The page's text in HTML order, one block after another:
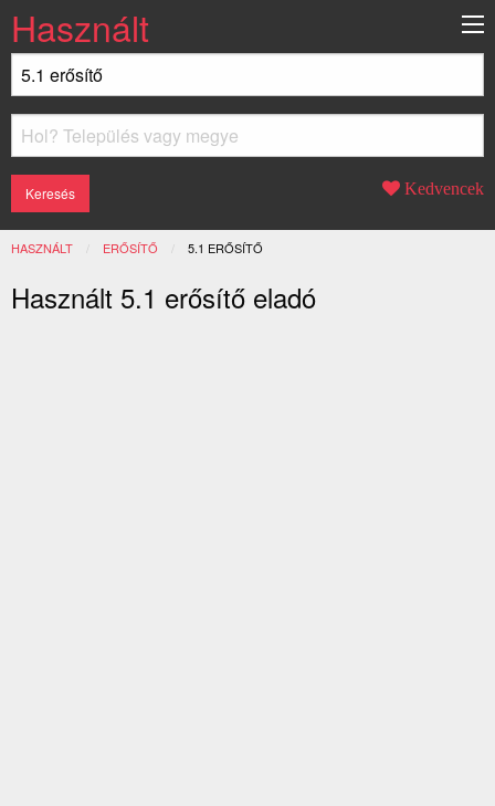
Használt
Kedvencek
HASZNÁLT ERŐSÍTŐ JELENLEGI:
5.1 ERŐSÍTŐ
Használt 5.1 erősítő eladó